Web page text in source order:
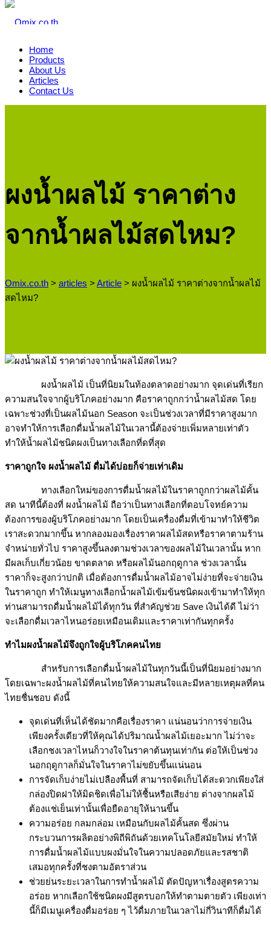
Home
Products
About Us
Articles
Contact Us
ผงน้ำผลไม้ ราคาต่าง
จากน้ำผลไม้สดไหม?
Omix.co.th > articles > Article > ผงน้ำผลไม้ ราคาต่างจากน้ำผลไม้
สดไหม?
ผงน้ำผลไม้ เป็นที่นิยมในท้องตลาดอย่างมาก จุดเด่นที่เรียก
ความสนใจจากผู้บริโภคอย่างมาก คือราคาถูกกว่าน้ำผลไม้สด โดย
เฉพาะช่วงที่เป็นผลไม้นอก Season จะเป็นช่วงเวลาที่มีราคาสูงมาก
อาจทำให้การเลือกดื่มน้ำผลไม้ในเวลานี้ต้องจ่ายเพิ่มหลายเท่าตัว
ทำให้น้ำผลไม้ชนิดผงเป็นทางเลือกที่ดที่สุด
ราคาถูกใจ ผงน้ำผลไม้ ดื่มได้บ่อยก็จ่ายเท่าเดิม
ทางเลือกใหม่ของการดื่มน้ำผลไม้ในราคาถูกกว่าผลไม้คั้น
สด นาทีนี้ต้องที่ ผงน้ำผลไม้ ถือว่าเป็นทางเลือกที่ตอบโจทย์ความ
ต้องการของผู้บริโภคอย่างมาก โดยเป็นเครื่องดื่มที่เข้ามาทำให้ชีวิต
เราสะดวกมากขึ้น หากลองมองเรื่องราคาผลไม้สดหรือราคาตามร้าน
จำหน่ายทั่วไป ราคาสูงขึ้นลงตามช่วงเวลาของผลไม้ในเวลานั้น หาก
มีผลเก็บเกี่ยวน้อย ขาดตลาด หรือผลไม้นอกฤดูกาล ช่วงเวลานั้น
ราคาก็จะสูงกว่าปกติ เมื่อต้องการดื่มน้ำผลไม้อาจไม่ง่ายที่จะจ่ายเงิน
ในราคาถูก ทำให้เมนูทางเลือกน้ำผลไม้เข้มข้นชนิดผงเข้ามาทำให้ทุก
ท่านสามารถดื่มน้ำผลไม้ได้ทุกวัน ที่สำคัญช่วย Save เงินได้ดี ไม่ว่า
จะเลือกดื่มเวลาไหนอร่อยเหมือนเดิมและราคาเท่ากันทุกครั้ง
ทำไมผงน้ำผลไม้จึงถูกใจผู้บริโภคคนไทย
สำหรับการเลือกดื่มน้ำผลไม้ในทุกวันนี้เป็นที่นิยมอย่างมาก
โดยเฉพาะผงน้ำผลไม้ที่คนไทยให้ความสนใจและมีหลายเหตุผลที่คน
ไทยชื่นชอบ ดังนี้
จุดเด่นที่เห็นได้ชัดมากคือเรื่องราคา แน่นอนว่าการจ่ายเงิน
เพียงครั้งเดียวที่ให้คุณได้ปริมาณน้ำผลไม้เยอะมาก ไม่ว่าจะ
เลือกชงเวลาไหนก็วางใจในราคาต้นทุนเท่ากัน ต่อให้เป็นช่วง
นอกฤดูกาลก็มั่นใจในราคาไม่ขยับขึ้นแน่นอน
การจัดเก็บง่ายไม่เปลืองพื้นที่ สามารถจัดเก็บได้สะดวกเพียงใส่
กล่องปิดฝาให้มิดชิดเพื่อไม่ให้ชื้นหรือเสียง่าย ต่างจากผลไม้
ต้องแช่เย็นเท่านั้นเพื่อยืดอายุให้นานขึ้น
ความอร่อย กลมกล่อม เหมือนกับผลไม้คั้นสด ซึ่งผ่าน
กระบวนการผลิตอย่างพิถีพิถันด้วยเทคโนโลยีสมัยใหม่ ทำให้
การดื่มน้ำผลไม้แบบผงมั่นใจในความปลอดภัยและรสชาติ
เสมอทุกครั้งที่ชงตามอัตราส่วน
ช่วยย่นระยะเวลาในการทำน้ำผลไม้ ตัดปัญหาเรื่องสูตรความ
อร่อย หากเลือกใช้ชนิดผงมีสูตรบอกให้ทำตามตายตัว เพียงเท่า
นี้ก็มีเมนูเครื่องดื่มอร่อย ๆ ไว้ดื่มภายในเวลาไม่กี่วินาทีก็ดื่มได้